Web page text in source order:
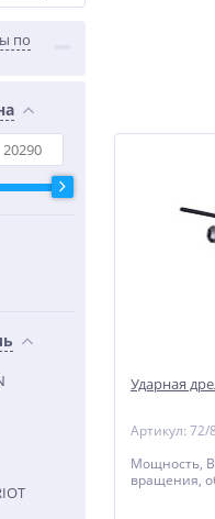
по
Ударная
Артикул: 72/
Мощность,
вращения,